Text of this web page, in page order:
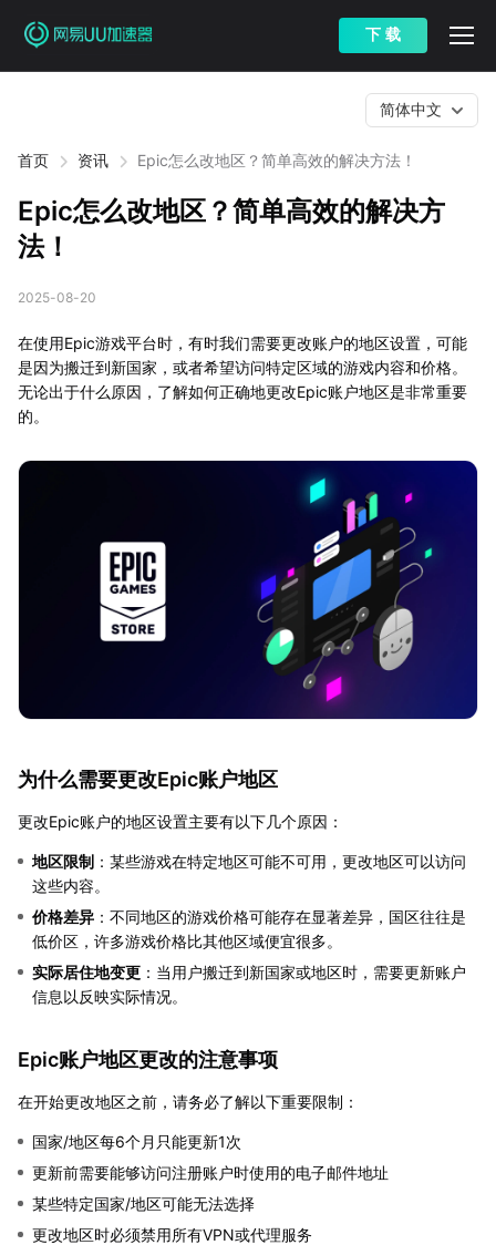
下 载
首页 资讯 Epic怎么改地区？简单高效的解决方法！
简体中文
Epic怎么改地区？简单高效的解决方
法！
2025-08-20
在使用Epic游戏平台时，有时我们需要更改账户的地区设置，可能
是因为搬迁到新国家，或者希望访问特定区域的游戏内容和价格。
无论出于什么原因，了解如何正确地更改Epic账户地区是非常重要
的。
为什么需要更改Epic账户地区
更改Epic账户的地区设置主要有以下几个原因：
地区限制 ：某些游戏在特定地区可能不可用，更改地区可以访问
这些内容。
价格差异 ：不同地区的游戏价格可能存在显著差异，国区往往是
低价区，许多游戏价格比其他区域便宜很多。
实际居住地变更 ：当用户搬迁到新国家或地区时，需要更新账户
信息以反映实际情况。
Epic账户地区更改的注意事项
在开始更改地区之前，请务必了解以下重要限制：
国家/地区每6个月只能更新1次
更新前需要能够访问注册账户时使用的电子邮件地址
某些特定国家/地区可能无法选择
更改地区时必须禁用所有VPN或代理服务